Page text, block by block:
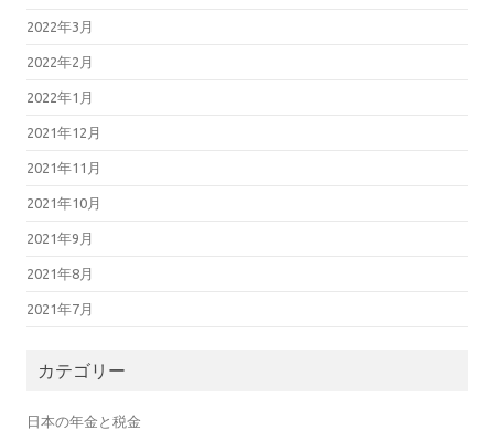
2022年3月
2022年2月
2022年1月
2021年12月
2021年11月
2021年10月
2021年9月
2021年8月
2021年7月
カテゴリー
日本の年金と税金